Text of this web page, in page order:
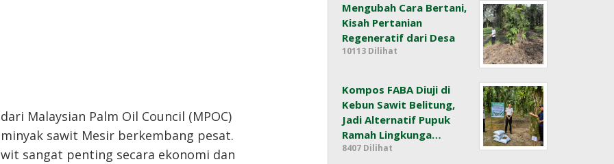
Malaysian Palm Oil Council (MPOC)
sawit Mesir berkembang pesat.
sangat penting secara ekonomi dan
Mengubah Cara Bertani,
Kisah Pertanian
Regeneratif dari Desa
10113 Dilihat
Kompos FABA Diuji di
Kebun Sawit Belitung,
Jadi Alternatif Pupuk
Ramah Lingkunga…
8407 Dilihat